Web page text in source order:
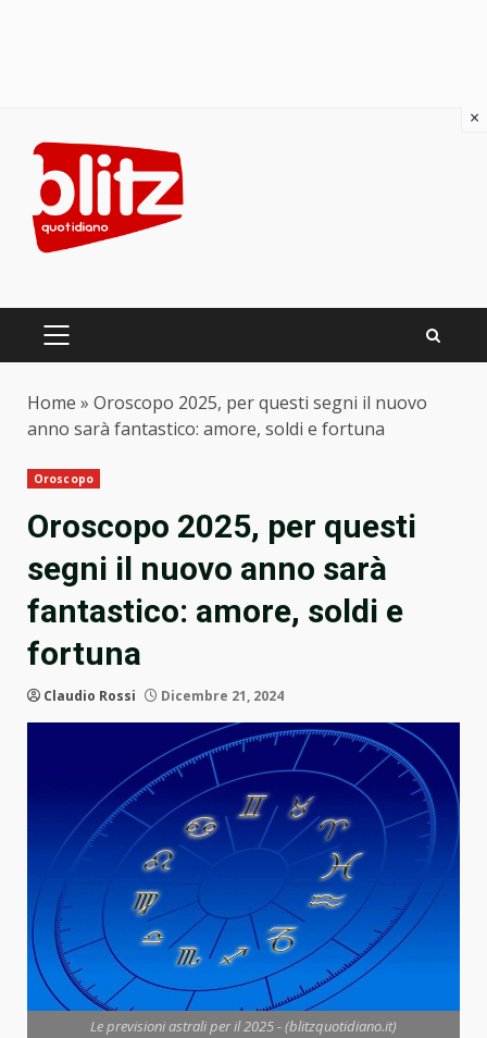
content
PRIMARY
Home » Oroscopo 2025, per questi segni il nuovo
anno sarà fantastico: amore, soldi e fortuna
Oroscopo
Oroscopo 2025, per questi
segni il nuovo anno sarà
fantastico: amore, soldi e
fortuna
Claudio Rossi Dicembre 21, 2024
Le previsioni astrali per il 2025 - (blitzquotidiano.it)
×